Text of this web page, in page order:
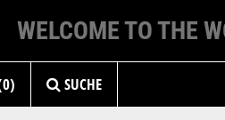
WELCOME TO THE
SUCHE